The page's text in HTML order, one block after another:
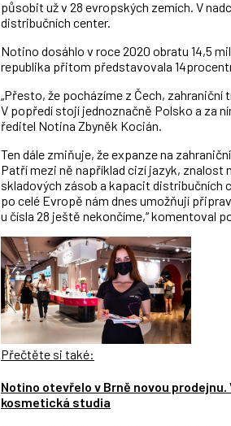
působit už v 28 evropských zemích. V
distribučních center.
Notino dosáhlo v roce 2020 obratu 14,5
republika přitom představovala
„Přesto, že pocházíme z Čech,
V popředí stojí jednoznačně Polsko a za
ředitel Notina Zbyněk Kocián.
Ten dále zmiňuje, že expanze na
Patří mezi ně například cizí jazyk,
skladových zásob a kapacit distribučních
po celé Evropě nám dnes umožňují
u čísla 28 ještě nekončíme,“ komentoval
Přečtěte si také:
Notino otevřelo v Brně novou
kosmetická studia